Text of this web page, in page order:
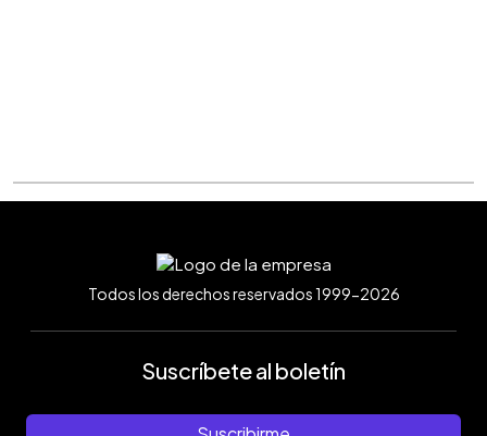
Todos los derechos reservados 1999-2026
Suscríbete al boletín